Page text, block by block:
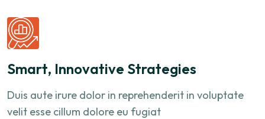
Smart, Innovative Strategies
Duis aute irure dolor in reprehenderit in voluptate
velit esse cillum dolore eu fugiat